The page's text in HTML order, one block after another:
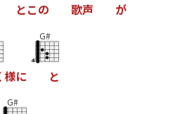
とこの 歌声 が
様に
G#
と
G#